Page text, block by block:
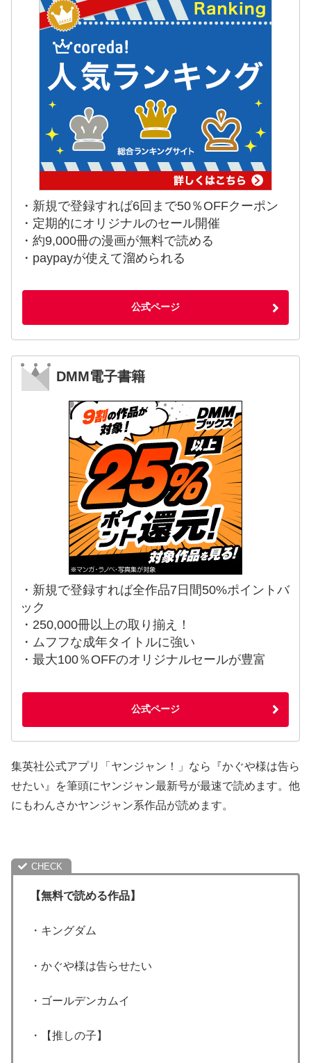
・新規で登録すれば6回まで50％OFFクーポン
・定期的にオリジナルのセール開催
・約9,000冊の漫画が無料で読める
・paypayが使えて溜められる
公式ページ
DMM電子書籍
・新規で登録すれば全作品7日間50%ポイントバ
ック
・250,000冊以上の取り揃え！
・ムフフな成年タイトルに強い
・最大100％OFFのオリジナルセールが豊富
公式ページ
集英社公式アプリ「ヤンジャン！」なら『かぐや様は告ら
せたい』を筆頭にヤンジャン最新号が最速で読めます。他
にもわんさかヤンジャン系作品が読めます。
【無料で読める作品】
・キングダム
・かぐや様は告らせたい
・ゴールデンカムイ
・【推しの子】